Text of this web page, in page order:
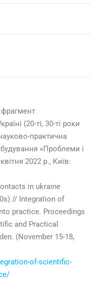
(20-ті, 30-ті роки
практична
«Проблеми і
2022 р., Київ:
in ukraine
// Integration of
practice. Proceedings
and Practical
(November 15-18,
of-scientific-